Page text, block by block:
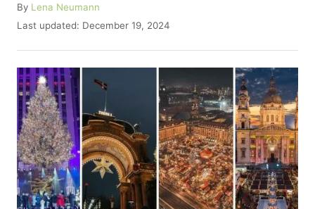
By A
u
h
o
r
Lena Neumann
P
s
t
e
d
o
n
Last updated: December 19, 2024